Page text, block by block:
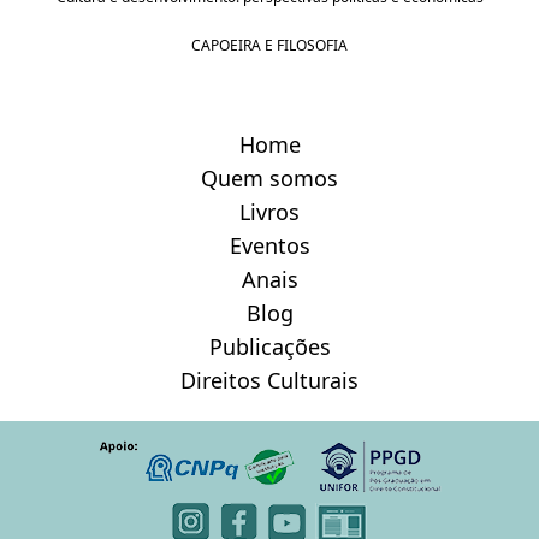
CAPOEIRA E FILOSOFIA
Home
Quem somos
Livros
Eventos
Anais
Blog
Publicações
Direitos Culturais